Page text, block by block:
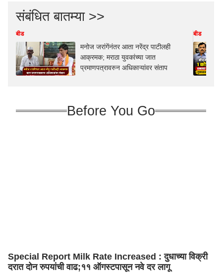
संबंधित बातम्या >>
बीड
मनोज जरांगेंनंतर आता नरेंद्र पाटीलही
आक्रमक; मराठा युवकांच्या जात
प्रमाणपत्रावरुन अधिकाऱ्यांवर संताप
बीड
Before You Go
Special Report Milk Rate Increased : दुधाच्या विक्री
दरात दोन रुपयांची वाढ;११ ऑगस्टपासून नवे दर लागू